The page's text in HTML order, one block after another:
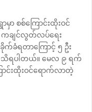
ာ စစ်ကြောင်းထိုးဝင်
ချင်လွတ်လပ်ရေး
ခံရတာကြောင့် ၅ ဦး
ပါတယ်။ မေလ ၉ ရက်
င်းထိုးဝင်ရောက်လာတဲ့